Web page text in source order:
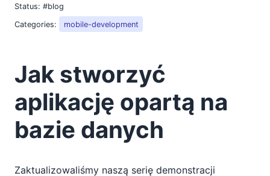
Status: #blog
Categories:
mobile-development
Jak stworzyć
aplikację opartą na
bazie danych
Zaktualizowaliśmy naszą serię demonstracji